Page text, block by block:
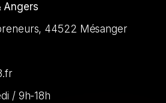
Angers
44522 Mésanger
/ 9h-18h